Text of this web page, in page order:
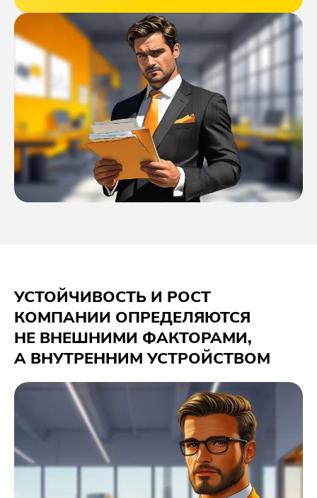
УСТОЙЧИВОСТЬ И РОСТ
КОМПАНИИ ОПРЕДЕЛЯЮТСЯ
НЕ ВНЕШНИМИ ФАКТОРАМИ,
А ВНУТРЕННИМ УСТРОЙСТВОМ